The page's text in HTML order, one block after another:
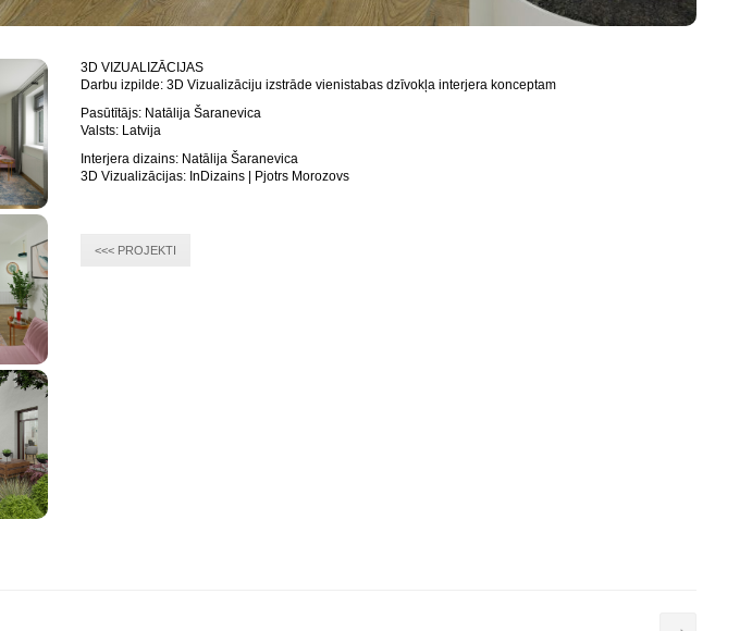
3D VIZUALIZĀCIJAS
Darbu izpilde: 3D Vizualizāciju izstrāde vienistabas dzīvokļa interjera konceptam
Pasūtītājs: Natālija Šaranevica
Valsts: Latvija
Interjera dizains: Natālija Šaranevica
3D Vizualizācijas: InDizains | Pjotrs Morozovs
<<< PROJEKTI